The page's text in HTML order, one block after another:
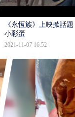
《永恆族》上映掀話
小彩蛋
2021-11-07 16:52